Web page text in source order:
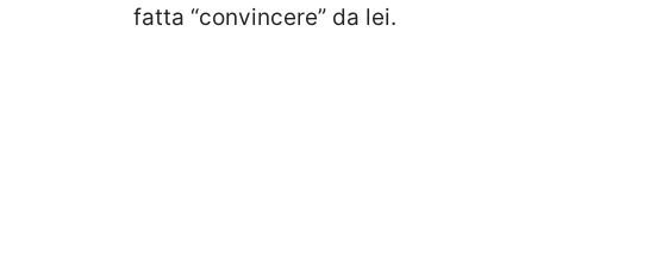
fatta “convincere” da lei.